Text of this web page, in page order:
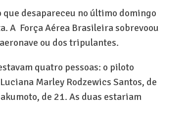
que desapareceu no último domingo
A Força Aérea Brasileira sobrevoou
ou dos tripulantes.
quatro pessoas: o piloto
Marley Rodzewics Santos, de
de 21. As duas estariam